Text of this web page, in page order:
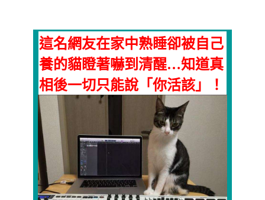
這名網友在家中熟睡卻被自己
養的貓瞪著嚇到清醒…知道真
相後一切只能說「你活該」！